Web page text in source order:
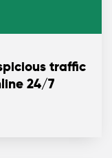
traffic
24/7